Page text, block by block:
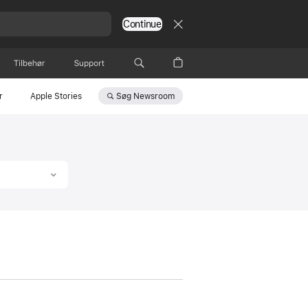
Continue
Tilbehør Support
Apple Stories Søg Newsroom